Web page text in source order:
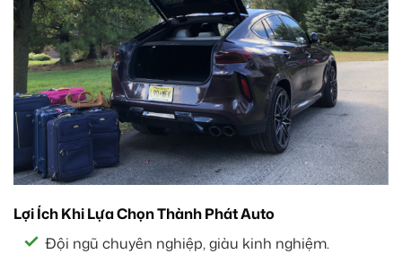
Lợi Ích Khi Lựa Chọn Thành Phát Auto
Đội ngũ chuyên nghiệp, giàu kinh nghiệm.